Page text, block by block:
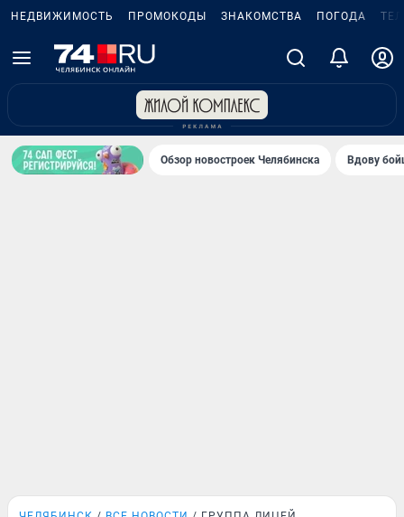
НЕДВИЖИМОСТЬ ПРОМОКОДЫ ЗНАКОМСТВА ПОГОДА
Обзор новостроек Челябинска Вдову